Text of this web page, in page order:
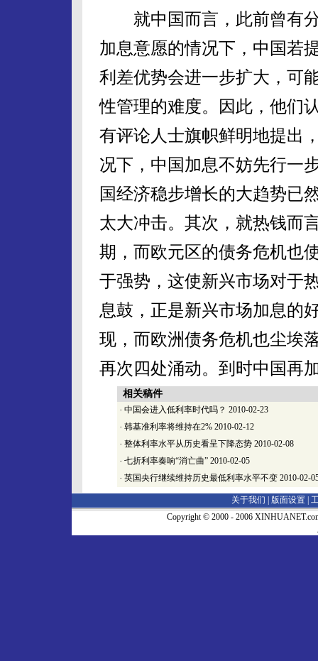
就中国而言，此前曾有分
加息意愿的情况下，中国若
利差优势会进一步扩大，可
性管理的难度。因此，他们
有评论人士旗帜鲜明地提出
况下，中国加息不妨先行一
国经济稳步增长的大趋势已
太大冲击。其次，就热钱而
期，而欧元区的债务危机也
于强势，这使新兴市场对于
息鼓，正是新兴市场加息的
现，而欧洲债务危机也尘埃
再次四处涌动。到时中国再
相关稿件
· 中国会进入低利率时代吗？ 2010-02-23
· 韩基准利率将维持在2% 2010-02-12
· 整体利率水平从历史看呈下降态势 2010-02-08
· 七折利率奏响“消亡曲” 2010-02-05
· 英国央行继续维持历史最低利率水平不变 2010-02-
关于我们 | 版面设置
Copyright © 2000 - 2006